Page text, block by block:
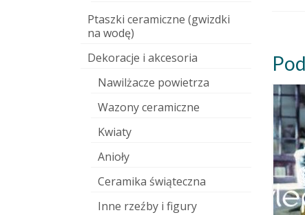
Ptaszki ceramiczne (gwizdki
na wodę)
Dekoracje i akcesoria
Nawilżacze powietrza
Wazony ceramiczne
Kwiaty
Anioły
Ceramika świąteczna
Inne rzeźby i figury